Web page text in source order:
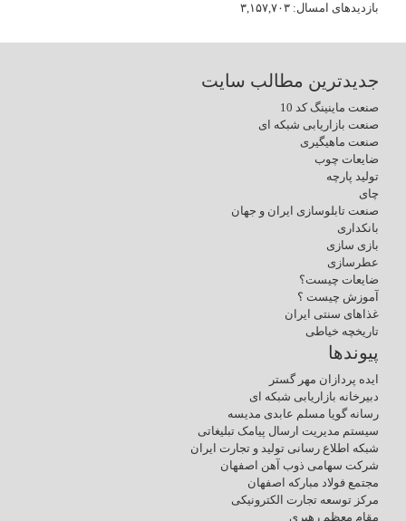
بازدیدهای امسال: ۳,۱۵۷,۷۰۳
جدیدترین مطالب سایت
صنعت ماینینگ کد 10
صنعت بازاریابی شبکه ای
صنعت ماهیگیری
ضایعات چوب
تولید پارچه
چای
صنعت تابلوسازی ایران و جهان
بانکداری
بازی سازی
عطرسازی
ضایعات چیست؟
آموزش چیست ؟
غذاهای سنتی ایران
تاریخچه خیاطی
پیوندها
ایده پردازان مهر گستر
دبیرخانه بازاریابی شبکه ای
رسانه گویا مسلم عابدی مدیسه
سیستم مدیریت ارسال پیامک تبلیغاتی
شبکه اطلاع رسانی تولید و تجارت ایران
شرکت سهامی ذوب آهن اصفهان
مجتمع فولاد مبارکه اصفهان
مرکز توسعه تجارت الکترونیکی
مقام معظم رهبری